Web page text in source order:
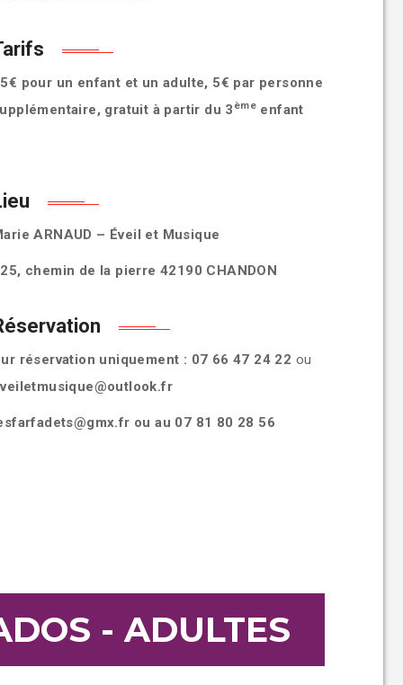
pour un enfant et un adulte, 5€ par personne
gratuit à partir du 3 ème enfant
ARNAUD – Éveil et Musique
chemin de la pierre 42190 CHANDON
réservation uniquement : 07 66 47 24 22 ou
ou au 07 81 80 28 56
- ADULTES